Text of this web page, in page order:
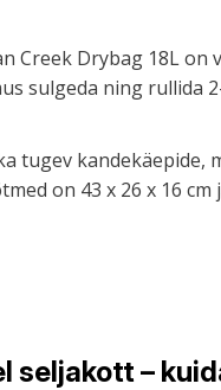
Creek Drybag 18L
sulgeda ning rullida
tugev kandekäepide,
on 43 x 26 x 16
seljakott –